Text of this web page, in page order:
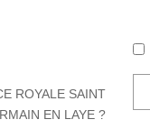
ROYALE SAINT
EN LAYE ?